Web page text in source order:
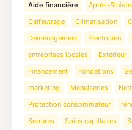
Aide financière Après-
Calfeutrage
Climatisation
Déménagement
Électricien
entreprises locales
Extérieur
Financement
Fondations
marketing
Menuiseries
Protection consommateur
Serrures
Soins capillaires